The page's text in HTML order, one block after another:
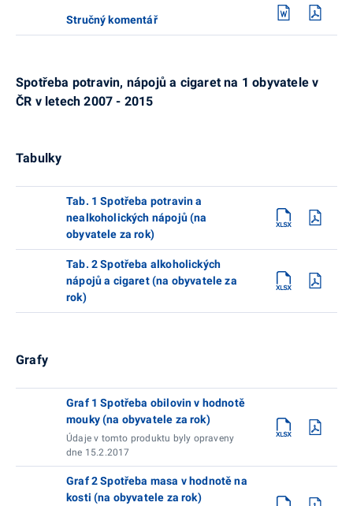
Stručný komentář
Spotřeba potravin, nápojů a cigaret na 1 obyvatele v
ČR v letech 2007 - 2015
Tabulky
Tab. 1 Spotřeba potravin a
nealkoholických nápojů (na
obyvatele za rok)
Tab. 2 Spotřeba alkoholických
nápojů a cigaret (na obyvatele za
rok)
Grafy
Graf 1 Spotřeba obilovin v hodnotě
mouky (na obyvatele za rok)
Údaje v tomto produktu byly opraveny
dne 15.2.2017
Graf 2 Spotřeba masa v hodnotě na
kosti (na obyvatele za rok)